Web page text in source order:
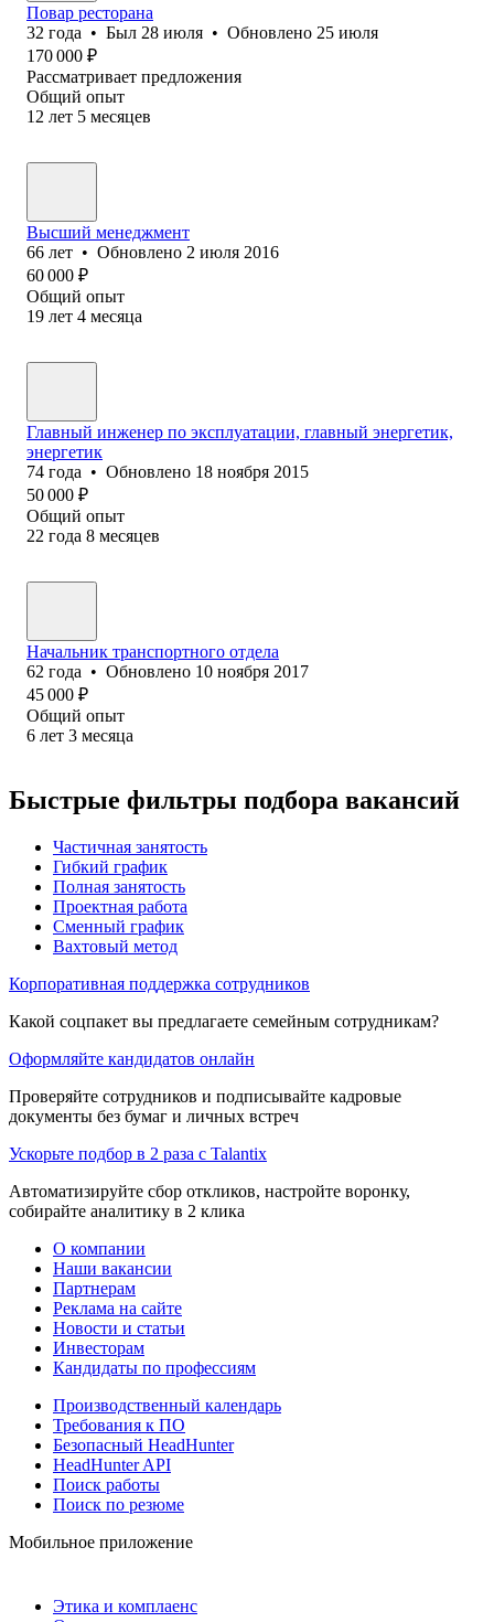
Повар ресторана
32 года • Был 28 июля • Обновлено 25 июля
170 000 ₽
Рассматривает предложения
Общий опыт
12 лет 5 месяцев
Высший менеджмент
66 лет • Обновлено 2 июля 2016
60 000 ₽
Общий опыт
19 лет 4 месяца
Главный инженер по эксплуатации, главный энергетик,
энергетик
74 года • Обновлено 18 ноября 2015
50 000 ₽
Общий опыт
22 года 8 месяцев
Начальник транспортного отдела
62 года • Обновлено 10 ноября 2017
45 000 ₽
Общий опыт
6 лет 3 месяца
Быстрые фильтры подбора вакансий
Частичная занятость
Гибкий график
Полная занятость
Проектная работа
Сменный график
Вахтовый метод
Корпоративная поддержка сотрудников
Какой соцпакет вы предлагаете семейным сотрудникам?
Оформляйте кандидатов онлайн
Проверяйте сотрудников и подписывайте кадровые
документы без бумаг и личных встреч
Ускорьте подбор в 2 раза с Talantix
Автоматизируйте сбор откликов, настройте воронку,
собирайте аналитику в 2 клика
О компании
Наши вакансии
Партнерам
Реклама на сайте
Новости и статьи
Инвесторам
Кандидаты по профессиям
Производственный календарь
Требования к ПО
Безопасный HeadHunter
HeadHunter API
Поиск работы
Поиск по резюме
Мобильное приложение
Этика и комплаенс